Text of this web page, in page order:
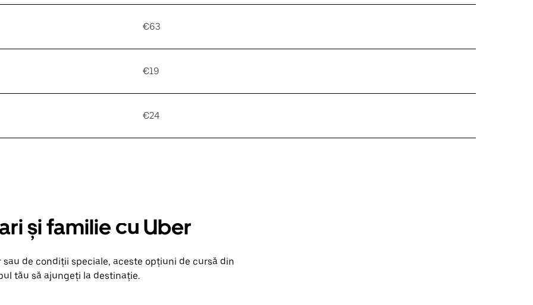
€63
€19
€24
și familie cu Uber
de condiții speciale, aceste opțiuni de cursă din
tău să ajungeți la destinație.